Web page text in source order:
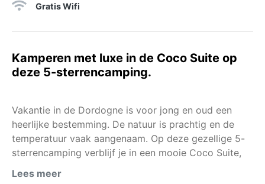
Gratis Wifi
Kamperen met luxe in de Coco Suite op
deze 5-sterrencamping.
Vakantie in de Dordogne is voor jong en oud een
heerlijke bestemming. De natuur is prachtig en de
temperatuur vaak aangenaam. Op deze gezellige 5-
sterrencamping verblijf je in een mooie Coco Suite,
Lees meer